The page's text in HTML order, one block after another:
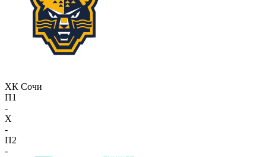
ХК Сочи
П1
-
X
-
П2
-